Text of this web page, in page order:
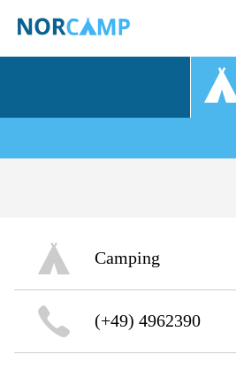
Camping
(+49) 4962390